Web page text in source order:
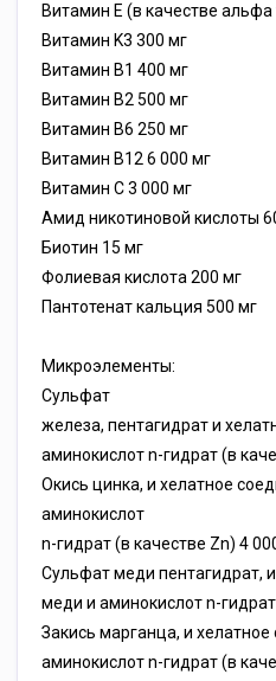
Витамин E (в качестве
Витамин K3 300 мг
Витамин B1 400 мг
Витамин B2 500 мг
Витамин B6 250 мг
Витамин B12 6 000 мг
Витамин C 3 000 мг
Амид никотиновой кислоты
Биотин 15 мг
Фолиевая кислота 200 мг
Пантотенат кальция 500 мг
Микроэлементы:
Сульфат
железа, пентагидрат и
аминокислот n-гидрат (в
Окись цинка, и хелатное
аминокислот
n-гидрат (в качестве Zn) 4
Сульфат меди пентагидрат,
меди и аминокислот n-
Закись марганца, и
аминокислот n-гидрат (в